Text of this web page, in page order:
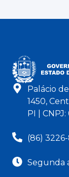
Palácio
1450,
PI |
(86)
Segunda